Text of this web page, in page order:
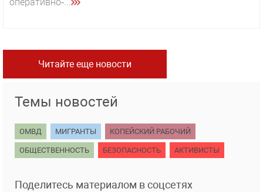
Читайте еще новости
Темы новостей
ОМВД МИГРАНТЫ КОПЕЙСКИЙ РАБОЧИЙ
ОБЩЕСТВЕННОСТЬ БЕЗОПАСНОСТЬ АКТИВИСТЫ
Поделитесь материалом в соцсетях